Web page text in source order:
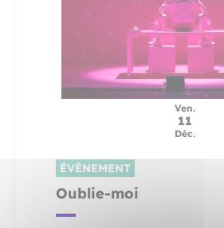
Ven.
11
Déc.
ÉVÈNEMENT
Oublie-moi